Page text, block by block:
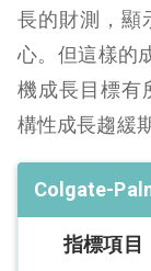
長的財測，顯
心。但這樣的
機成長目標有
構性成長趨緩期
Colgate-
指標項目